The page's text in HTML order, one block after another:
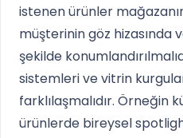
istenen ürünler
müşterinin göz hizasında
şekilde
sistemleri ve vitrin
farklılaşmalıdır. Örneğin
ürünlerde bireysel